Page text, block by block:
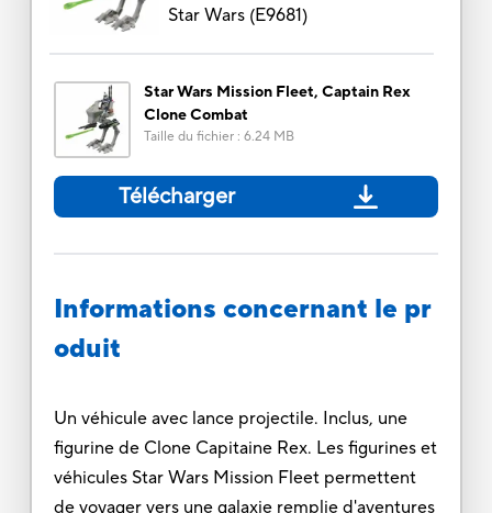
Star Wars(E9681)
Star Wars Mission Fleet, Captain Rex
Clone Combat
Taille du fichier: 6.24 MB
Télécharger
Informations concernant le pr
oduit
Un véhicule avec lance projectile. Inclus, une
figurine de Clone Capitaine Rex. Les figurines et
véhicules Star Wars Mission Fleet permettent
de voyager vers une galaxie remplie d'aventures